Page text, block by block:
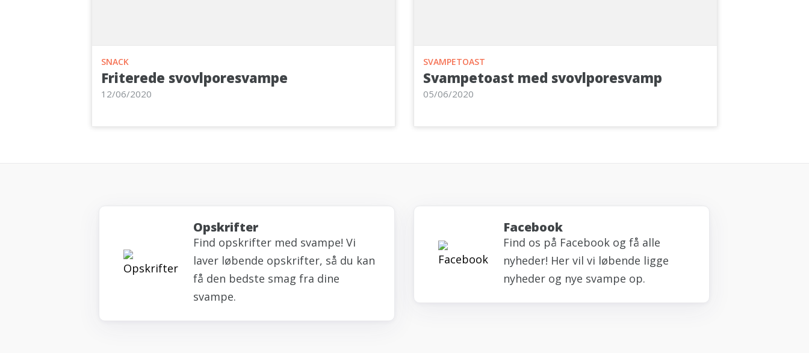
SNACK
Friterede svovlporesvampe
12/06/2020
SVAMPETOAST
Svampetoast med svovlporesvamp
05/06/2020
Opskrifter
Find opskrifter med svampe! Vi
laver løbende opskrifter, så du kan
få den bedste smag fra dine
svampe.
Facebook
Find os på Facebook og få alle
nyheder! Her vil vi løbende ligge
nyheder og nye svampe op.